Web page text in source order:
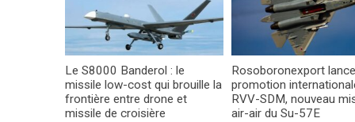
Le S8000 Banderol : le
missile low-cost qui brouille la
frontière entre drone et
missile de croisière
Rosoboronexport
promotion
RVV-SDM, nouveau
air-air du Su-57E